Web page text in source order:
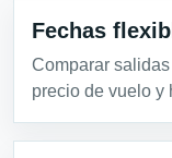
Fechas
Comparar
precio de vuelo y